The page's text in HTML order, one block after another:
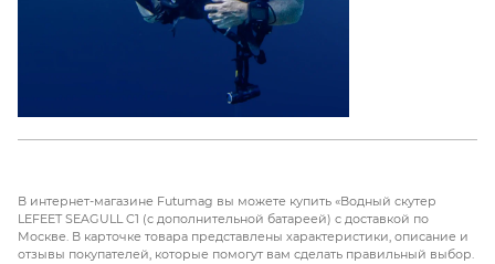
В интернет-магазине Futumag вы можете купить «Водный скутер
LEFEET SEAGULL C1 (с дополнительной батареей) с доставкой по
Москве. В карточке товара представлены характеристики, описание и
отзывы покупателей, которые помогут вам сделать правильный выбор.